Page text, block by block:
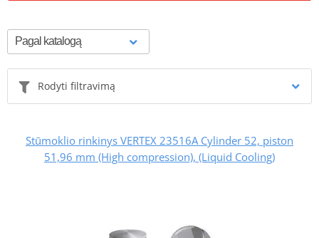
Rodyti filtravimą
Stūmoklio rinkinys VERTEX 23516A Cylinder 52, piston
51,96 mm (High compression), (Liquid Cooling)